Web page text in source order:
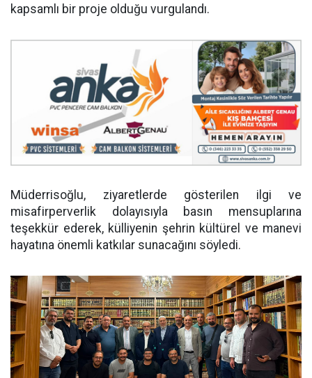
kapsamlı bir proje olduğu vurgulandı.
Müderrisoğlu, ziyaretlerde gösterilen ilgi ve
misafirperverlik dolayısıyla basın mensuplarına
teşekkür ederek, külliyenin şehrin kültürel ve manevi
hayatına önemli katkılar sunacağını söyledi.